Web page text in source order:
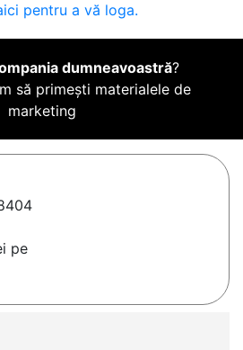
pentru a vă loga.
dumneavoastră?
să primești materialele de
marketing
pe